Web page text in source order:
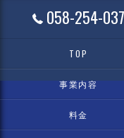
058-254-
TOP
事業内容
料金